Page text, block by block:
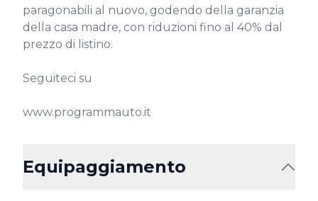
paragonabili al nuovo, godendo della garanzia
della casa madre, con riduzioni fino al 40% dal
prezzo di listino.
Seguiteci su
www.programmauto.it
Equipaggiamento